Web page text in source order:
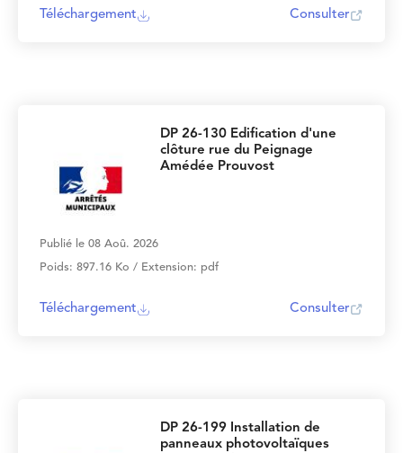
Téléchargement Consulter
DP 26-130 Edification d'une
clôture rue du Peignage
Amédée Prouvost
Publié le 08 Aoû. 2026
Poids: 897.16 Ko / Extension: pdf
Téléchargement Consulter
DP 26-199 Installation de
panneaux photovoltaïques